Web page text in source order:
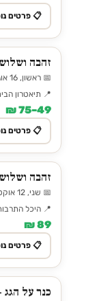
📋 פרטים
זהבה
📅 ראשון, 16 אוגוסט ⏰ 11:00
📍 תיאטרון
49–75 ₪
📋 פרטים
זהבה
📅 שני, 12 אוקטובר ⏰ 17:30
📍 היכל
89 ₪
📋 פרטים
כנר על הגג